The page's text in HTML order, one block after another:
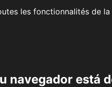
les fonctionnalités de
navegador está